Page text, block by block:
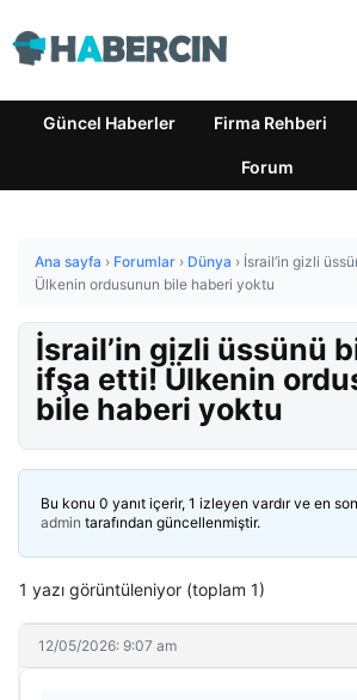
Güncel Haberler Firma Rehberi
Forum
Ana sayfa › Forumlar › Dünya › İsrail’in gizli
Ülkenin ordusunun bile haberi yoktu
İsrail’in gizli üssünü
ifşa etti! Ülkenin
bile haberi yoktu
Bu konu 0 yanıt içerir, 1 izleyen vardır ve en son
admin tarafından güncellenmiştir.
1 yazı görüntüleniyor (toplam 1)
12/05/2026: 9:07 am